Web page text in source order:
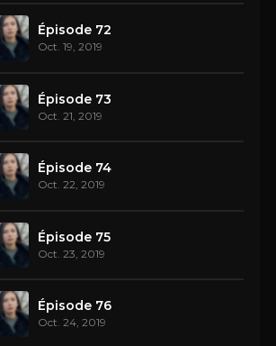
Épisode 72
Oct. 19, 2019
Épisode 73
Oct. 21, 2019
Épisode 74
Oct. 22, 2019
Épisode 75
Oct. 23, 2019
Épisode 76
Oct. 24, 2019